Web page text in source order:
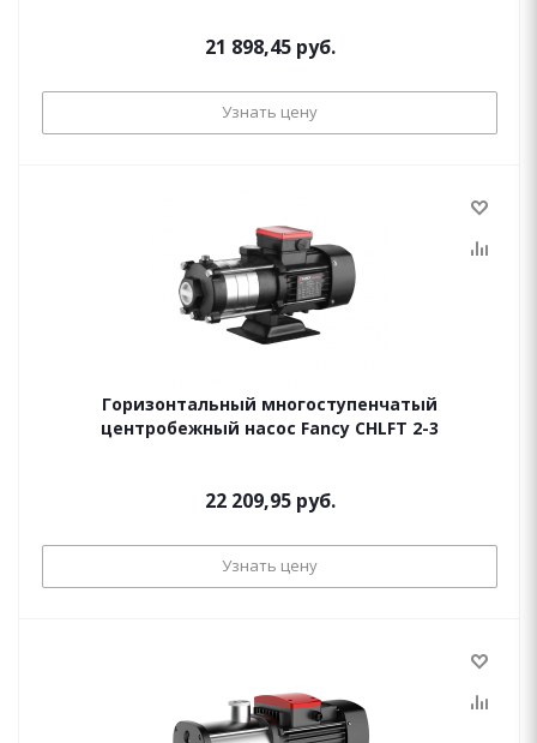
21 898,45 руб.
Узнать цену
Горизонтальный многоступенчатый
центробежный насос Fancy CHLFT 2-3
22 209,95 руб.
Узнать цену